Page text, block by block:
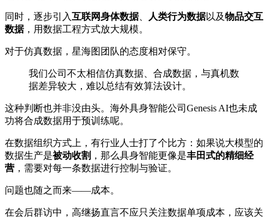
同时，逐步引入互联网身体数据、 人类行为数据以及物品交互
数据，用数据工程方式放大规模。
对于仿真数据，星海图团队的态度相对保守。
我们公司不太相信仿真数据、合成数据，与真机数
据差异较大，难以总结有效算法设计。
这种判断也并非没由头。海外具身智能公司Genesis AI也未成
功将合成数据用于预训练呢。
在数据组织方式上，有行业人士打了个比方：如果说大模型的
数据生产是被动收割 ，那么具身智能更像是丰田式的精细经
营 ，需要对每一条数据进行控制与验证。
问题也随之而来——成本。
在会后群访中，高继扬直言不应只关注数据单项成本，应该关